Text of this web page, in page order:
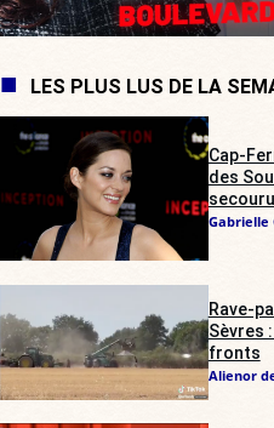
LES PLUS LUS DE LA
Cap-
des
Gabrielle
Rave-
Sèvres
fronts
Alienor